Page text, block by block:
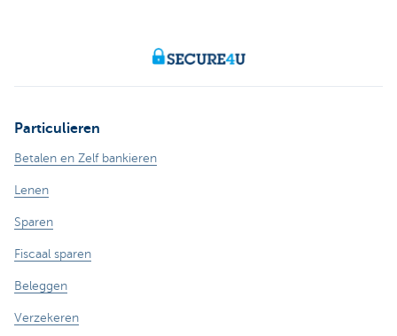
Particulieren
Betalen en Zelf bankieren
Lenen
Sparen
Fiscaal sparen
Beleggen
Verzekeren